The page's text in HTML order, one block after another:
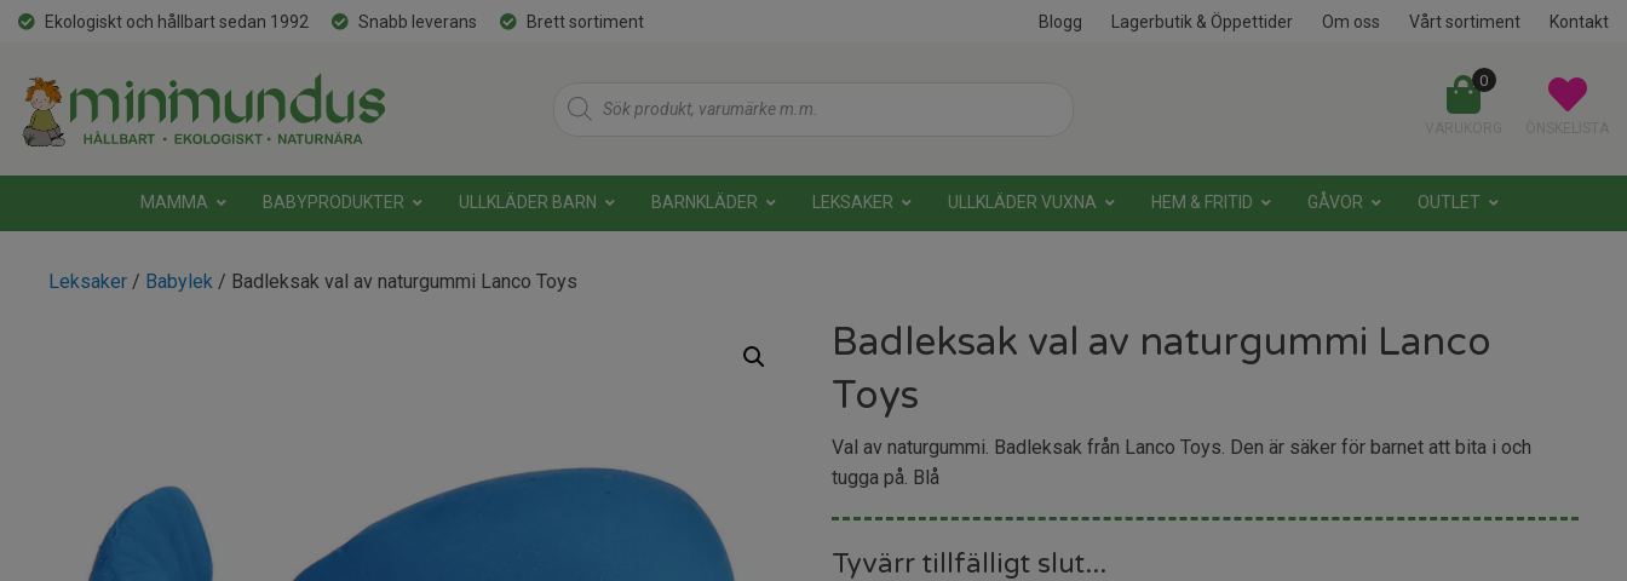
Ekologiskt och hållbart sedan 1992 Snabb leverans Brett sortiment Blogg Lagerbutik & Öppettider Om oss Vårt sortiment Kontakt
Products
search
0
MAMMA BABYPRODUKTER ULLKLÄDER BARN BARNKLÄDER LEKSAKER ULLKLÄDER VUXNA HEM & FRITID GÅVOR OUTLET
Leksaker / Babylek / Badleksak val av naturgummi Lanco Toys
Badleksak val av naturgummi Lanco
Toys
Val av naturgummi. Badleksak från Lanco Toys. Den är säker för barnet att bita i och
tugga på. Blå
Tyvärr tillfälligt slut...